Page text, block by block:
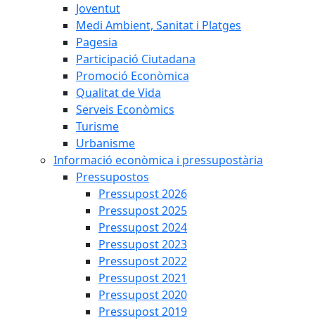
Joventut
Medi Ambient, Sanitat i Platges
Pagesia
Participació Ciutadana
Promoció Econòmica
Qualitat de Vida
Serveis Econòmics
Turisme
Urbanisme
Informació econòmica i pressupostària
Pressupostos
Pressupost 2026
Pressupost 2025
Pressupost 2024
Pressupost 2023
Pressupost 2022
Pressupost 2021
Pressupost 2020
Pressupost 2019